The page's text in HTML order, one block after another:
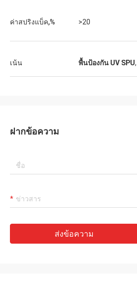
ค่าสปริงแบ็ค,% >20
เน้น พื้นป้องกัน UV SPU,
ฝากข้อความ
ส่งข้อความ